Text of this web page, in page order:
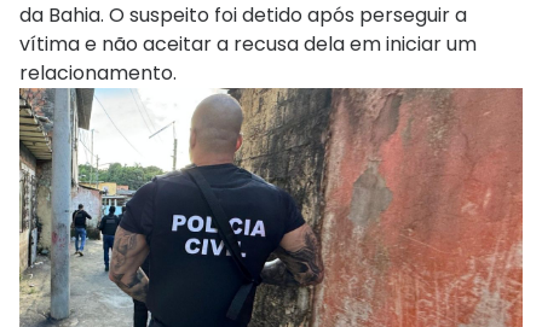
da Bahia. O suspeito foi detido após perseguir a
vítima e não aceitar a recusa dela em iniciar um
relacionamento.